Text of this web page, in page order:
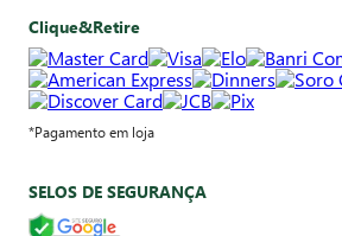
Clique&Retire
*Pagamento em loja
SELOS DE SEGURANÇA